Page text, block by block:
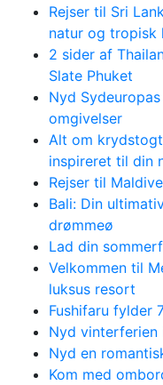
Rejser til Sri
natur og tropisk
2 sider af
Slate Phuket
Nyd
omgivelser
Alt om
inspireret til din
Rejser til
Bali: Din
drømmeø
Lad din
Velkommen til
luksus resort
Fushifaru fylder
Nyd vinterferien
Nyd en
Kom med